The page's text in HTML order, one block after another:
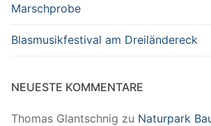
Marschprobe
Blasmusikfestival am Dreiländereck
NEUESTE KOMMENTARE
Thomas Glantschnig zu Naturpark